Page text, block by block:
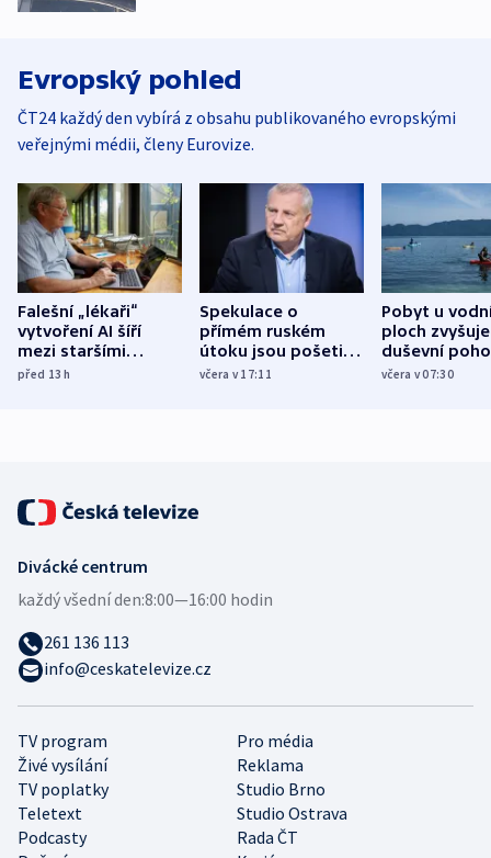
Evropský pohled
ČT24 každý den vybírá z obsahu publikovaného evropskými
veřejnými médii, členy Eurovize.
Falešní „lékaři“
vytvoření AI šíří
mezi staršími
Poláky nebezpečné
před 13h
Spekulace o
přímém ruském
útoku jsou pošetilé,
míní estonský
včera v 17:11
Pobyt u
ploch zvyšuje
duševní
ukázala
včera v 07:30
TV program
Pro média
Živé vysílání
Reklama
TV poplatky
Studio Brno
Teletext
Studio Ostrava
Podcasty
Rada ČT
Divácké centrum
každý všední den:8:00—16:00 hodin
261 136 113
info@ceskatelevize.cz